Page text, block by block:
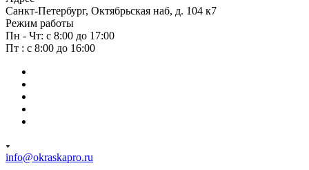
Санкт-Петербург, Октябрьская наб, д. 104 к7
Режим работы
Пн - Чт: с 8:00 до 17:00
Пт : с 8:00 до 16:00
info@okraskapro.ru